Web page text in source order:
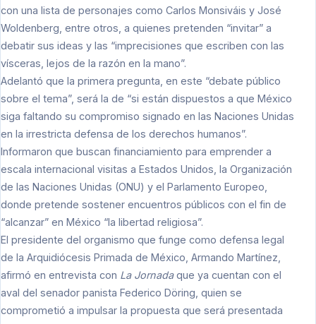
con una lista de personajes como Carlos Monsiváis y José
Woldenberg, entre otros, a quienes pretenden “invitar” a
debatir sus ideas y las “imprecisiones que escriben con las
vísceras, lejos de la razón en la mano”.
Adelantó que la primera pregunta, en este “debate público
sobre el tema”, será la de “si están dispuestos a que México
siga faltando su compromiso signado en las Naciones Unidas
en la irrestricta defensa de los derechos humanos”.
Informaron que buscan financiamiento para emprender a
escala internacional visitas a Estados Unidos, la Organización
de las Naciones Unidas (ONU) y el Parlamento Europeo,
donde pretende sostener encuentros públicos con el fin de
“alcanzar” en México “la libertad religiosa”.
El presidente del organismo que funge como defensa legal
de la Arquidiócesis Primada de México, Armando Martínez,
afirmó en entrevista con La Jornadaque ya cuentan con el
aval del senador panista Federico Döring, quien se
comprometió a impulsar la propuesta que será presentada